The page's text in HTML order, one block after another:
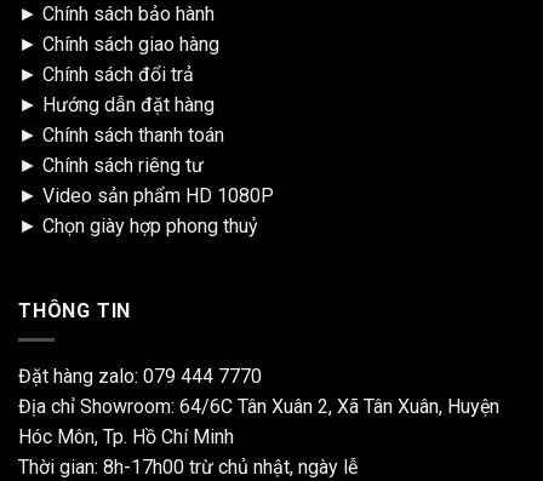
► Chính sách bảo hành
► Chính sách giao hàng
► Chính sách đổi trả
► Hướng dẫn đặt hàng
► Chính sách thanh toán
► Chính sách riêng tư
► Video sản phẩm HD 1080P
► Chọn giày hợp phong thuỷ
THÔNG TIN
Đặt hàng zalo: 079 444 7770
Địa chỉ Showroom: 64/6C Tân Xuân 2, Xã Tân Xuân, Huyện
Hóc Môn, Tp. Hồ Chí Minh
Thời gian: 8h-17h00 trừ chủ nhật, ngày lễ